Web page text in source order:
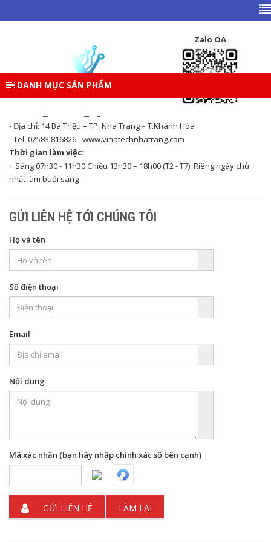
Zalo OA
DANH MỤC SẢN PHẨM
TRANG CHỦ LIÊN HỆ
Vinatech Nha Trang
- Địa chỉ: 14 Bà Triệu – TP. Nha Trang – T.Khánh Hòa
- Tel: 02583.816826 - www.vinatechnhatrang.com
Thời gian làm việc:
+ Sáng 07h30 - 11h30 Chiều 13h30 – 18h00 (T2 - T7). Riêng ngày chủ
nhật làm buổi sáng
GỬI LIÊN HỆ TỚI CHÚNG TÔI
Họ và tên
Số điện thoại
Email
Nội dung
Mã xác nhận (bạn hãy nhập chính xác số bên cạnh)
GỬI LIÊN HỆ